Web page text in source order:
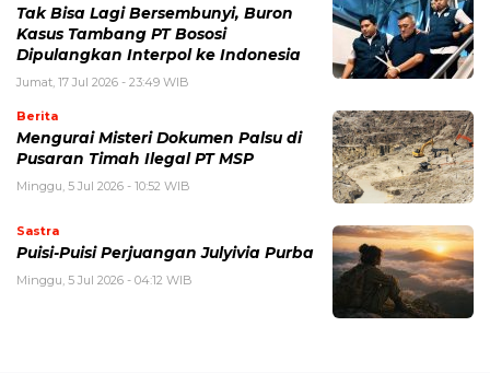
Tak Bisa Lagi Bersembunyi, Buron
Kasus Tambang PT Bososi
Dipulangkan Interpol ke Indonesia
Jumat, 17 Jul 2026 - 23:49 WIB
Berita
Mengurai Misteri Dokumen Palsu di
Pusaran Timah Ilegal PT MSP
Minggu, 5 Jul 2026 - 10:52 WIB
Sastra
Puisi-Puisi Perjuangan Julyivia Purba
Minggu, 5 Jul 2026 - 04:12 WIB